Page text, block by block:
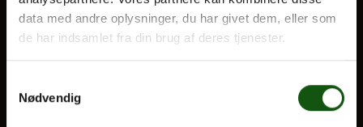
data med andre oplysninger, du har givet dem, eller som
de har indsamlet fra din brug af deres tjenester.
Nødvendig
Til forældre
STX